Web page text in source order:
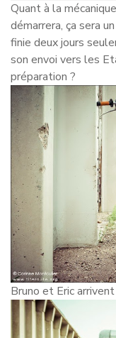
Quant à la
démarrera, ça sera
finie deux jours
son envoi vers les
préparation ?
Bruno et Eric